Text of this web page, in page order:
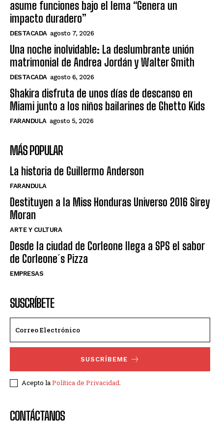
asume funciones bajo el lema “Genera un
impacto duradero”
DESTACADA agosto 7, 2026
Una noche inolvidable: La deslumbrante unión
matrimonial de Andrea Jordán y Walter Smith
DESTACADA agosto 6, 2026
Shakira disfruta de unos días de descanso en
Miami junto a los niños bailarines de Ghetto Kids
FARANDULA agosto 5, 2026
MÁS POPULAR
La historia de Guillermo Anderson
FARANDULA
Destituyen a la Miss Honduras Universo 2016 Sirey
Moran
ARTE Y CULTURA
Desde la ciudad de Corleone llega a SPS el sabor
de Corleone´s Pizza
EMPRESAS
SUSCRÍBETE
SUSCRÍBEME
Acepto laPolítica de Privacidad.
CONTÁCTANOS